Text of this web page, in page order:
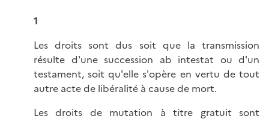
1
Les droits sont dus soit que la transmission
résulte d'une succession ab intestat ou d'un
testament, soit qu'elle s'opère en vertu de tout
autre acte de libéralité à cause de mort.
Les droits de mutation à titre gratuit sont